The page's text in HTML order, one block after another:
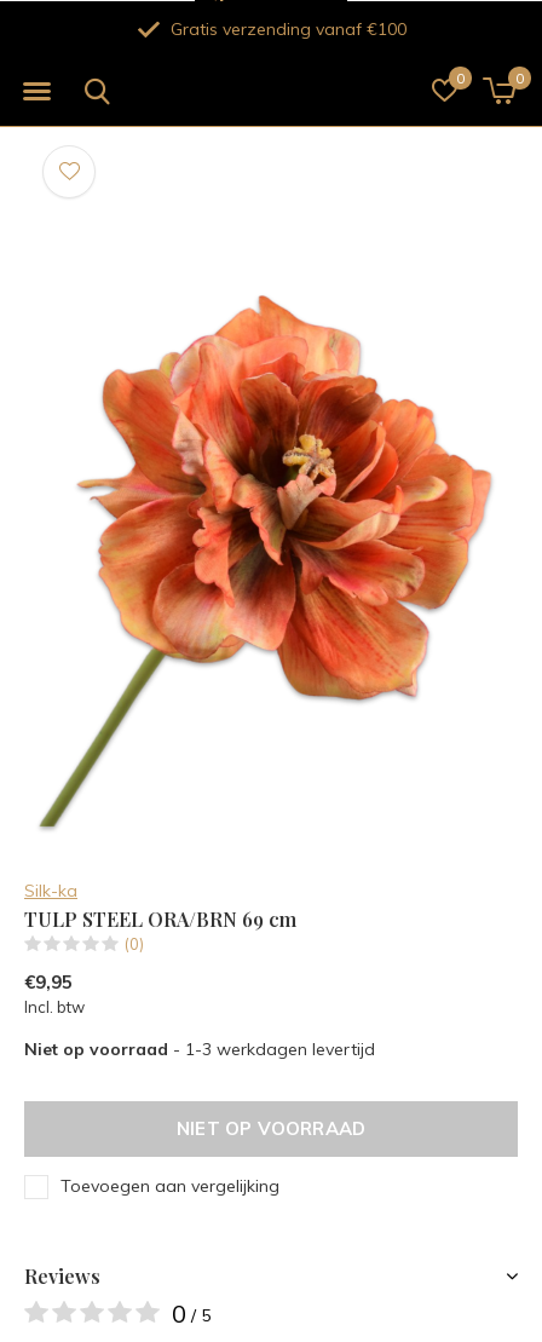
0 0
Gratis verzending vanaf €100
Silk-ka
TULP STEEL ORA/BRN 69 cm
(0)
€9,95
Incl. btw
Niet op voorraad - 1-3 werkdagen levertijd
NIET OP VOORRAAD
Toevoegen aan vergelijking
Reviews
0 / 5